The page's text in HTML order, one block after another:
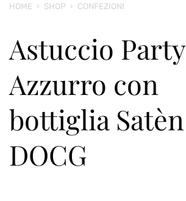
HOME › SHOP › CONFEZIONI
Astuccio Party
Azzurro con
bottiglia Satèn
DOCG